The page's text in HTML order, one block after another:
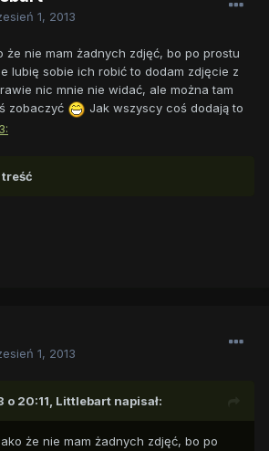
1, 2013
że nie mam żadnych zdjęć, bo po prostu
lubię sobie ich robić to dodam zdjęcie z
nic mnie nie widać, ale można tam
zobaczyć
Jak wszyscy coś dodają to
1, 2013
o 20:11, Littlebart napisał:
że nie mam żadnych zdjęć, bo po